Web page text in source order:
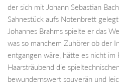
der sich mit Johann Sebastian
Sahnestück aufs Notenbrett
Johannes Brahms spielte er das
was so manchem Zuhörer ob der
entgangen wäre, hätte es nicht im
Haarsträubend die
bewundernswert souverän und